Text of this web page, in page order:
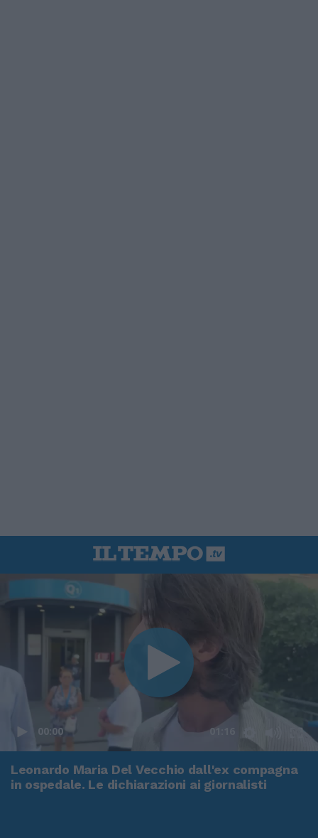
00:00 01:16
Leonardo Maria Del Vecchio dall'ex compagna
in ospedale. Le dichiarazioni ai giornalisti